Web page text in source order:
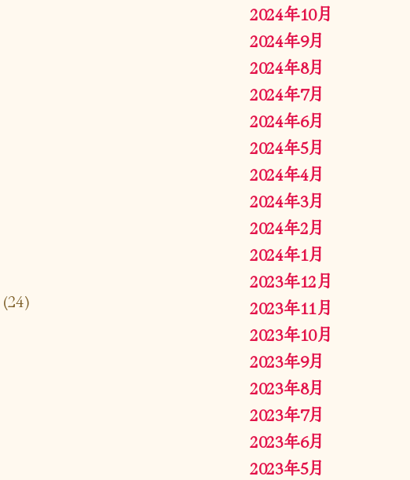
(24)
2024年10月
2024年9月
2024年8月
2024年7月
2024年6月
2024年5月
2024年4月
2024年3月
2024年2月
2024年1月
2023年12月
2023年11月
2023年10月
2023年9月
2023年8月
2023年7月
2023年6月
2023年5月